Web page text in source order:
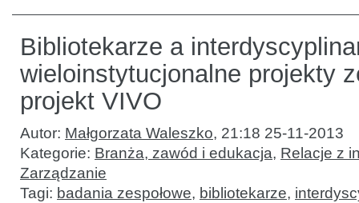
Bibliotekarze a
wieloinstytucjonalne projekty
projekt VIVO
Autor: Małgorzata Waleszko, 21:18 25-11-2013
Kategorie: Branża, zawód i edukacja, Relacje z
Zarządzanie
Tagi: badania zespołowe, bibliotekarze,